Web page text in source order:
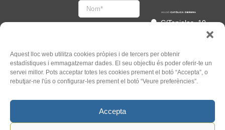
Aquest lloc web utilitza cookies pròpies i de tercers per obtenir
estadístiques i emmagatzemar dades. El seu objectiu és poder oferir-te un
servei millor. Pots acceptar totes les cookies prement el botó “Accepta”, o
rebutjar-ne l'ús o configurar-les prement el botó “Veure preferències”.
Accepta
Accepto
l'Informació legal
C/Tapioles, 10
93 505 86 86
hola@acocat.org